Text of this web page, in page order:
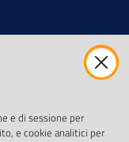
opportunità e
e di sessione per
e cookie analitici per